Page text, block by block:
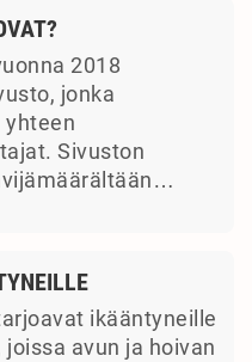
2018
jonka
yhteen
Sivuston
ikääntyneille
avun ja hoivan